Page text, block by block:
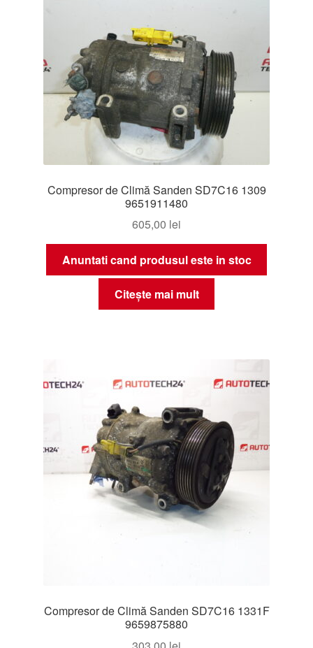
Compresor de Climă Sanden SD7C16 1309
9651911480
605,00 lei
Anuntati cand produsul este in stoc
Citește mai mult
Compresor de Climă Sanden SD7C16 1331F
9659875880